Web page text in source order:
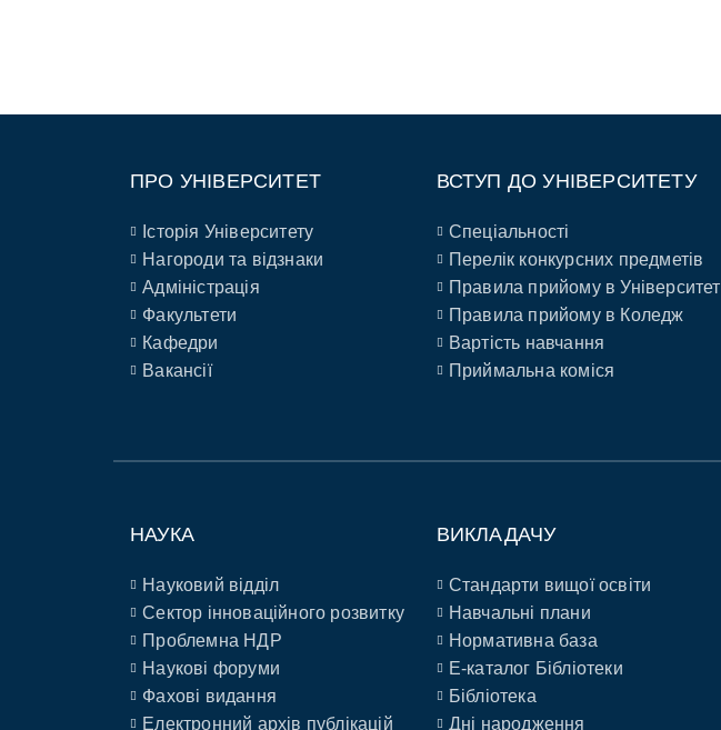
ПРО УНІВЕРСИТЕТ
Історія Університету
Нагороди та відзнаки
Адміністрація
Факультети
Кафедри
Вакансії
ВСТУП ДО УНІВЕРСИТЕТУ
Спеціальності
Перелік конкурсних предметів
Правила прийому в Університет
Правила прийому в Коледж
Вартість навчання
Приймальна коміся
НАУКА
Науковий відділ
Сектор інноваційного розвитку
Проблемна НДР
Наукові форуми
Фахові видання
Електронний архів публікацій
ВИКЛАДАЧУ
Стандарти вищої освіти
Навчальні плани
Нормативна база
E-каталог Бібліотеки
Бібліотека
Дні народження